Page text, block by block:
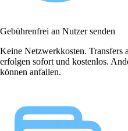
Gebührenfrei an Nutzer senden
Keine Netzwerkkosten. Transfers
erfolgen sofort und kostenlos.
können anfallen.